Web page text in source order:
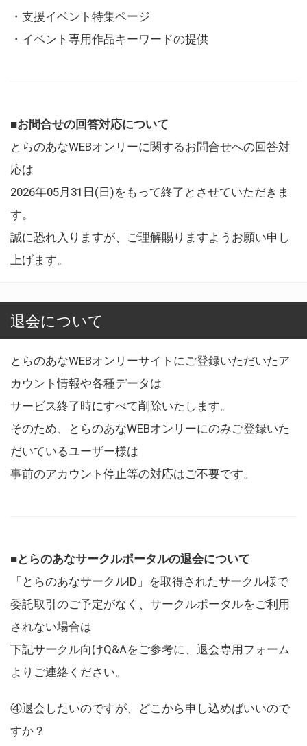
・支援イベント特集ページ
・イベント専用作品キーワードの提供
■お問合せの回答対応について
とらのあなWEBオンリーに関するお問合せへの回答対
応は
2026年05月31日(日)をもって終了とさせていただきま
す。
誠に恐れ入りますが、ご理解賜りますようお願い申し
上げます。
退会について
とらのあなWEBオンリーサイトにご登録いただいたア
カウント情報や各種データは
サービス終了時にすべて削除いたします。
そのため、とらのあなWEBオンリーにのみご登録いた
だいているユーザー様は
事前のアカウント停止等の対応はご不要です。
■とらのあなサークルポータルの退会について
「とらのあなサークルID」を取得されたサークル様で
委託取引のご予定がなく、サークルポータルをご利用
されない場合は
下記サークル向けQ&Aをご参考に、退会専用フォーム
よりご連絡ください。
④退会したいのですが、どこから申し込めばいいので
すか？